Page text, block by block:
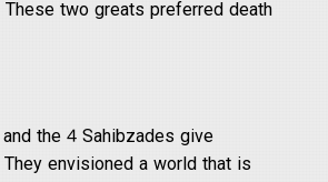
two greats preferred death
the 4 Sahibzades give
envisioned a world that is